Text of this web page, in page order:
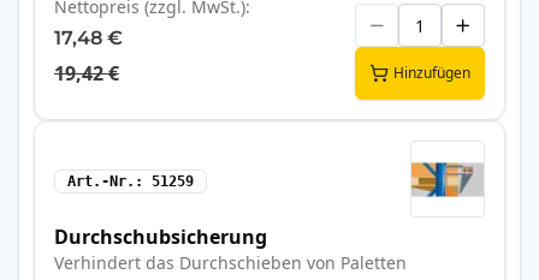
Nettopreis (zzgl. MwSt.)
17,48 €
19,42 € Hinzufügen
Art.-Nr. 51259
Durchschubsicherung
Verhindert das Durchschieben von Paletten